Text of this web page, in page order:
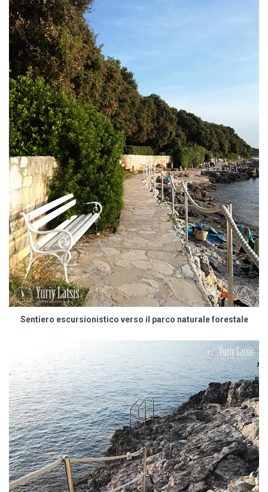
Sentiero escursionistico verso il parco naturale forestale